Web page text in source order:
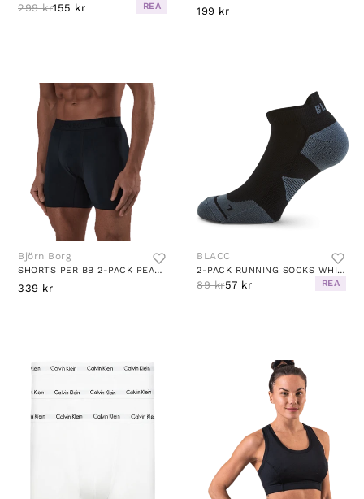
299 kr155 kr REA 199 kr
Björn Borg
SHORTS PER BB 2-PACK PEACEFUL GREEN
339 kr
BLACC
2-PACK RUNNING SOCKS WHITE/BLACK/GREY
89 kr57 kr REA